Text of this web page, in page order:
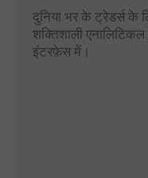
दुनिया भर के ट्रेडर्स के
शक्तिशाली
इंटरफ़ेस में।